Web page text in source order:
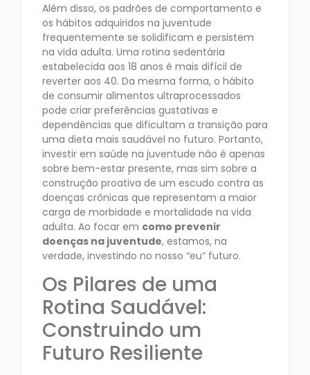
Além disso, os padrões de comportamento e
os hábitos adquiridos na juventude
frequentemente se solidificam e persistem
na vida adulta. Uma rotina sedentária
estabelecida aos 18 anos é mais difícil de
reverter aos 40. Da mesma forma, o hábito
de consumir alimentos ultraprocessados
pode criar preferências gustativas e
dependências que dificultam a transição para
uma dieta mais saudável no futuro. Portanto,
investir em saúde na juventude não é apenas
sobre bem-estar presente, mas sim sobre a
construção proativa de um escudo contra as
doenças crônicas que representam a maior
carga de morbidade e mortalidade na vida
adulta. Ao focar em como prevenir
doenças na juventude, estamos, na
verdade, investindo no nosso “eu” futuro.
Os Pilares de uma
Rotina Saudável:
Construindo um
Futuro Resiliente